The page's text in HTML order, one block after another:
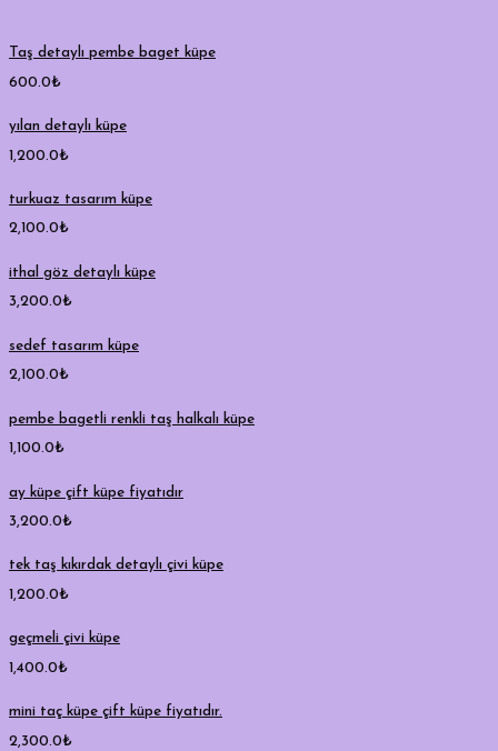
Taş detaylı pembe baget küpe
600.0₺
yılan detaylı küpe
1,200.0₺
turkuaz tasarım küpe
2,100.0₺
ithal göz detaylı küpe
3,200.0₺
sedef tasarım küpe
2,100.0₺
pembe bagetli renkli taş halkalı küpe
1,100.0₺
ay küpe çift küpe fiyatıdır
3,200.0₺
tek taş kıkırdak detaylı çivi küpe
1,200.0₺
geçmeli çivi küpe
1,400.0₺
mini taç küpe çift küpe fiyatıdır.
2,300.0₺